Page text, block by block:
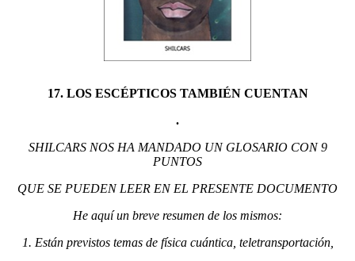
17. LOS ESCÉPTICOS TAMBIÉN CUENTAN
.
SHILCARS NOS HA MANDADO UN GLOSARIO CON 9
PUNTOS
QUE SE PUEDEN LEER EN EL PRESENTE DOCUMENTO
He aquí un breve resumen de los mismos:
1. Están previstos temas de física cuántica, teletransportación,